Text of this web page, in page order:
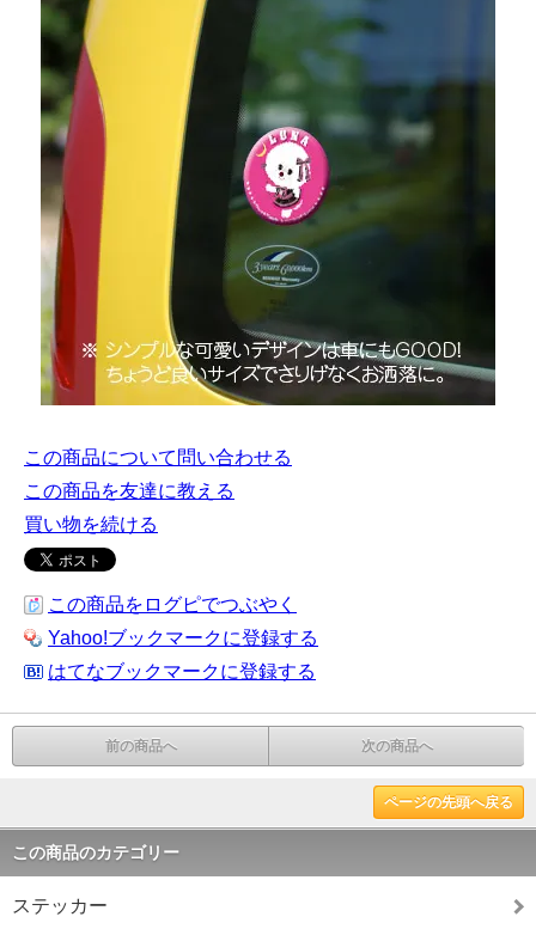
この商品について問い合わせる
この商品を友達に教える
買い物を続ける
この商品をログピでつぶやく
Yahoo!ブックマークに登録する
はてなブックマークに登録する
前の商品へ 次の商品へ
ページの先頭へ戻る
この商品のカテゴリー
ステッカー